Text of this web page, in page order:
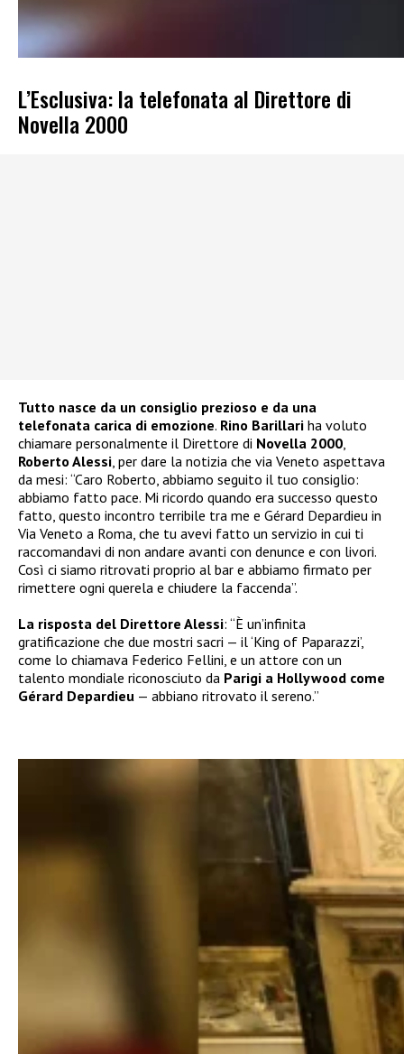
L’Esclusiva: la telefonata al Direttore di
Novella 2000
Tutto nasce da un consiglio prezioso e da una
telefonata carica di emozione. Rino Barillari ha voluto
chiamare personalmente il Direttore di Novella 2000
Roberto Alessi , per dare la notizia che via Veneto aspettava
da mesi: “Caro Roberto, abbiamo seguito il tuo consiglio:
abbiamo fatto pace. Mi ricordo quando era successo questo
fatto, questo incontro terribile tra me e Gérard Depardieu in
Via Veneto a Roma, che tu avevi fatto un servizio in cui ti
raccomandavi di non andare avanti con denunce e con livori.
Così ci siamo ritrovati proprio al bar e abbiamo firmato per
rimettere ogni querela e chiudere la faccenda”.
La risposta del Direttore Alessi: “È un’infinita
gratificazione che due mostri sacri — il ‘King of Paparazzi’,
come lo chiamava Federico Fellini, e un attore con un
talento mondiale riconosciuto da Parigi a Hollywood come
Gérard Depardieu — abbiano ritrovato il sereno.”